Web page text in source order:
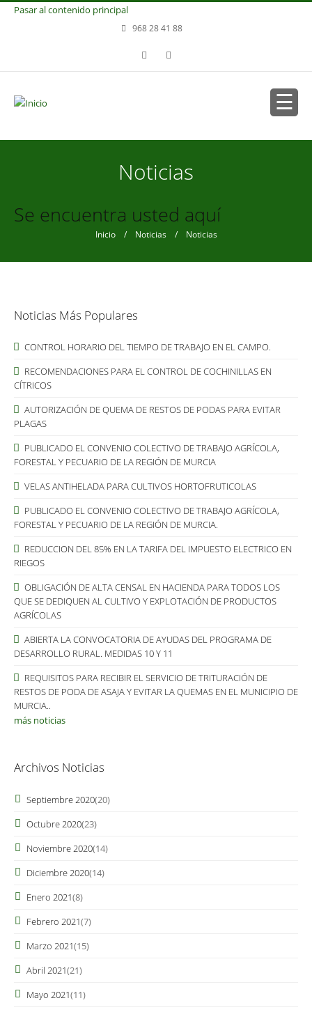
Pasar al contenido principal
968 28 41 88
Noticias
Se encuentra usted aquí
Inicio/ Noticias/ Noticias
Noticias Más Populares
CONTROL HORARIO DEL TIEMPO DE TRABAJO EN EL CAMPO.
RECOMENDACIONES PARA EL CONTROL DE COCHINILLAS EN
CÍTRICOS
AUTORIZACIÓN DE QUEMA DE RESTOS DE PODAS PARA EVITAR
PLAGAS
PUBLICADO EL CONVENIO COLECTIVO DE TRABAJO AGRÍCOLA,
FORESTAL Y PECUARIO DE LA REGIÓN DE MURCIA
VELAS ANTIHELADA PARA CULTIVOS HORTOFRUTICOLAS
PUBLICADO EL CONVENIO COLECTIVO DE TRABAJO AGRÍCOLA,
FORESTAL Y PECUARIO DE LA REGIÓN DE MURCIA.
REDUCCION DEL 85% EN LA TARIFA DEL IMPUESTO ELECTRICO EN
RIEGOS
OBLIGACIÓN DE ALTA CENSAL EN HACIENDA PARA TODOS LOS
QUE SE DEDIQUEN AL CULTIVO Y EXPLOTACIÓN DE PRODUCTOS
AGRÍCOLAS
ABIERTA LA CONVOCATORIA DE AYUDAS DEL PROGRAMA DE
DESARROLLO RURAL. MEDIDAS 10 Y 11
REQUISITOS PARA RECIBIR EL SERVICIO DE TRITURACIÓN DE
RESTOS DE PODA DE ASAJA Y EVITAR LA QUEMAS EN EL MUNICIPIO DE
MURCIA..
más noticias
Archivos Noticias
Septiembre 2020(20)
Octubre 2020(23)
Noviembre 2020(14)
Diciembre 2020(14)
Enero 2021(8)
Febrero 2021(7)
Marzo 2021(15)
Abril 2021(21)
Mayo 2021(11)